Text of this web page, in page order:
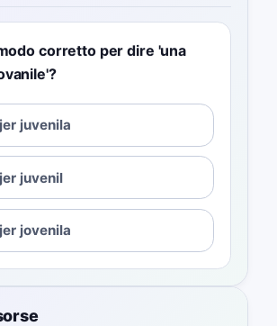
corretto per dire 'una
juvenila
juvenil
jovenila